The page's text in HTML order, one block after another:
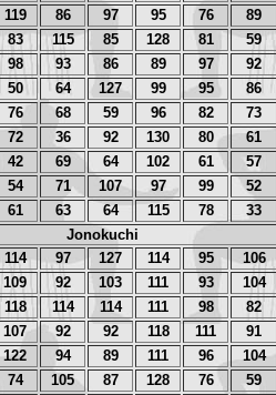
119 86 97 95 76 89
83 115 85 128 81 59
98 93 86 89 97 92
50 64 127 99 95 86
76 68 59 96 82 73
72 36 92 130 80 61
42 69 64 102 61 57
54 71 107 97 99 52
61 63 64 115 78 33
Jonokuchi
114 97 127 114 95 106
109 92 103 111 93 104
118 114 114 111 98 82
107 92 92 118 111 91
122 94 89 111 96 104
74 105 87 128 76 59